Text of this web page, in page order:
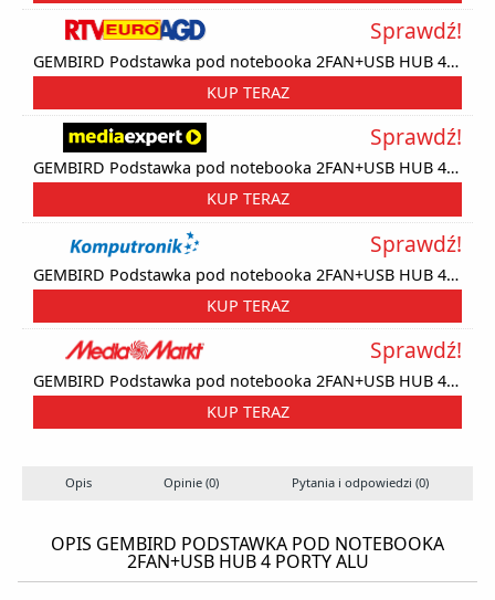
GEMBIRD Podstawka pod notebooka 2FAN+USB HUB 4 porty ALU
Sprawdź!
KUP TERAZ
GEMBIRD Podstawka pod notebooka 2FAN+USB HUB 4 porty ALU
Sprawdź!
KUP TERAZ
GEMBIRD Podstawka pod notebooka 2FAN+USB HUB 4 porty ALU
Sprawdź!
KUP TERAZ
GEMBIRD Podstawka pod notebooka 2FAN+USB HUB 4 porty ALU
Sprawdź!
KUP TERAZ
Opis Opinie (0) Pytania i odpowiedzi (0)
OPIS GEMBIRD PODSTAWKA POD NOTEBOOKA
2FAN+USB HUB 4 PORTY ALU